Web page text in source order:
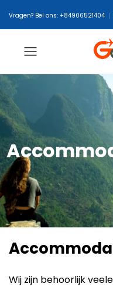
Vragen? Bel ons: +84906521404
Wij zijn behoorlijk